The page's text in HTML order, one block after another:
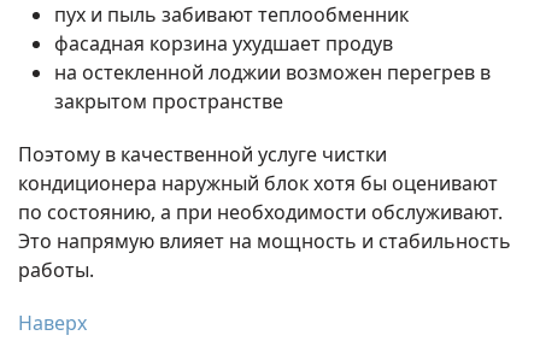
пух и пыль забивают теплообменник
фасадная корзина ухудшает продув
на остекленной лоджии возможен перегрев в
закрытом пространстве
Поэтому в качественной услуге чистки
кондиционера наружный блок хотя бы оценивают
по состоянию, а при необходимости обслуживают.
Это напрямую влияет на мощность и стабильность
работы.
Наверх